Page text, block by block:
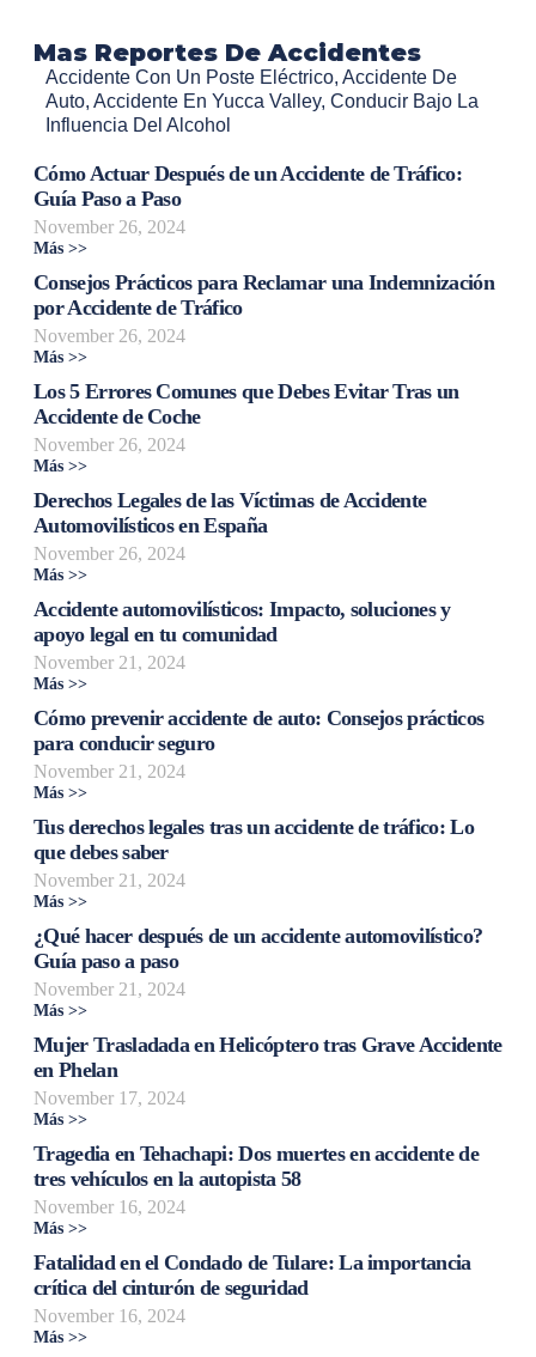
Mas Reportes De Accidentes
Accidente Con Un Poste Eléctrico, Accidente De
Auto, Accidente En Yucca Valley, Conducir Bajo La
Influencia Del Alcohol
Cómo Actuar Después de un Accidente de Tráfico:
Guía Paso a Paso
November 26, 2024
Más >>
Consejos Prácticos para Reclamar una Indemnización
por Accidente de Tráfico
November 26, 2024
Más >>
Los 5 Errores Comunes que Debes Evitar Tras un
Accidente de Coche
November 26, 2024
Más >>
Derechos Legales de las Víctimas de Accidente
Automovilísticos en España
November 26, 2024
Más >>
Accidente automovilísticos: Impacto, soluciones y
apoyo legal en tu comunidad
November 21, 2024
Más >>
Cómo prevenir accidente de auto: Consejos prácticos
para conducir seguro
November 21, 2024
Más >>
Tus derechos legales tras un accidente de tráfico: Lo
que debes saber
November 21, 2024
Más >>
¿Qué hacer después de un accidente automovilístico?
Guía paso a paso
November 21, 2024
Más >>
Mujer Trasladada en Helicóptero tras Grave Accidente
en Phelan
November 17, 2024
Más >>
Tragedia en Tehachapi: Dos muertes en accidente de
tres vehículos en la autopista 58
November 16, 2024
Más >>
Fatalidad en el Condado de Tulare: La importancia
crítica del cinturón de seguridad
November 16, 2024
Más >>